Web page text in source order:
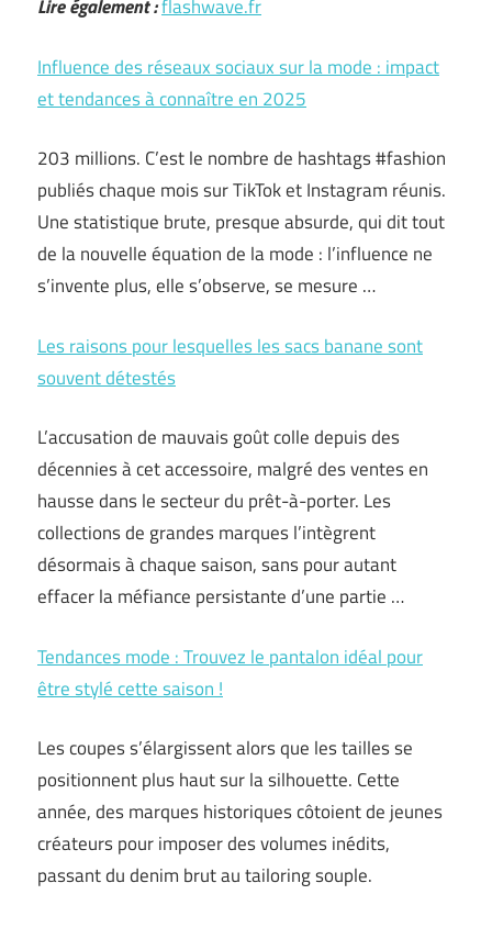
Lire également :flashwave.fr
Influence des réseaux sociaux sur la mode : impact
et tendances à connaître en 2025
203 millions. C’est le nombre de hashtags #fashion
publiés chaque mois sur TikTok et Instagram réunis.
Une statistique brute, presque absurde, qui dit tout
de la nouvelle équation de la mode : l’influence ne
s’invente plus, elle s’observe, se mesure …
Les raisons pour lesquelles les sacs banane sont
souvent détestés
L’accusation de mauvais goût colle depuis des
décennies à cet accessoire, malgré des ventes en
hausse dans le secteur du prêt-à-porter. Les
collections de grandes marques l’intègrent
désormais à chaque saison, sans pour autant
effacer la méfiance persistante d’une partie …
Tendances mode : Trouvez le pantalon idéal pour
être stylé cette saison !
Les coupes s’élargissent alors que les tailles se
positionnent plus haut sur la silhouette. Cette
année, des marques historiques côtoient de jeunes
créateurs pour imposer des volumes inédits,
passant du denim brut au tailoring souple.